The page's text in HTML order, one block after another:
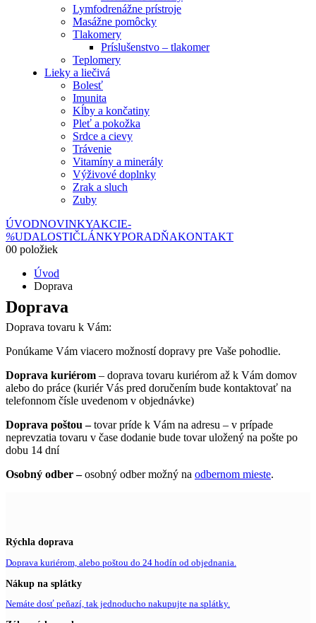
Lymfodrenážne prístroje
Masážne pomôcky
Tlakomery
Príslušenstvo – tlakomer
Teplomery
Lieky a liečivá
Bolesť
Imunita
Kĺby a končatiny
Pleť a pokožka
Srdce a cievy
Trávenie
Vitamíny a minerály
Výživové doplnky
Zrak a sluch
Zuby
ÚVODNOVINKYAKCIE-
%UDALOSTIČLÁNKYPORADŇAKONTAKT
00 položiek
Úvod
Doprava
Doprava
Doprava tovaru k Vám:
Ponúkame Vám viacero možností dopravy pre Vaše pohodlie.
Doprava kuriérom – doprava tovaru kuriérom až k Vám domov
alebo do práce (kuriér Vás pred doručením bude kontaktovať na
telefonnom čísle uvedenom v objednávke)
Doprava poštou –tovar príde k Vám na adresu – v prípade
neprevzatia tovaru v čase dodanie bude tovar uložený na pošte po
dobu 14 dní
Osobný odber –osobný odber možný na odbernom mieste.
Rýchla doprava
Doprava kuriérom, alebo poštou do 24 hodín od objednania.
Nákup na splátky
Nemáte dosť peňazí, tak jednoducho nakupujte na splátky.